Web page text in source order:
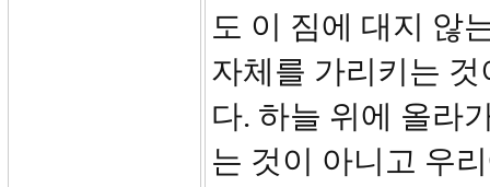
도 이 짐에 대지 않
자체를 가리키는
다. 하늘 위에 올라
는 것이 아니고 우